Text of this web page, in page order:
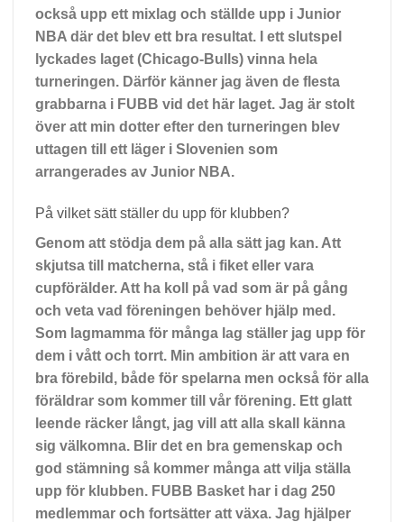
också upp ett mixlag och ställde upp i Junior
NBA där det blev ett bra resultat. I ett slutspel
lyckades laget (Chicago-Bulls) vinna hela
turneringen. Därför känner jag även de flesta
grabbarna i FUBB vid det här laget. Jag är stolt
över att min dotter efter den turneringen blev
uttagen till ett läger i Slovenien som
arrangerades av Junior NBA.
På vilket sätt ställer du upp för klubben?
Genom att stödja dem på alla sätt jag kan. Att
skjutsa till matcherna, stå i fiket eller vara
cupförälder. Att ha koll på vad som är på gång
och veta vad föreningen behöver hjälp med.
Som lagmamma för många lag ställer jag upp för
dem i vått och torrt. Min ambition är att vara en
bra förebild, både för spelarna men också för alla
föräldrar som kommer till vår förening. Ett glatt
leende räcker långt, jag vill att alla skall känna
sig välkomna. Blir det en bra gemenskap och
god stämning så kommer många att vilja ställa
upp för klubben. FUBB Basket har i dag 250
medlemmar och fortsätter att växa. Jag hjälper